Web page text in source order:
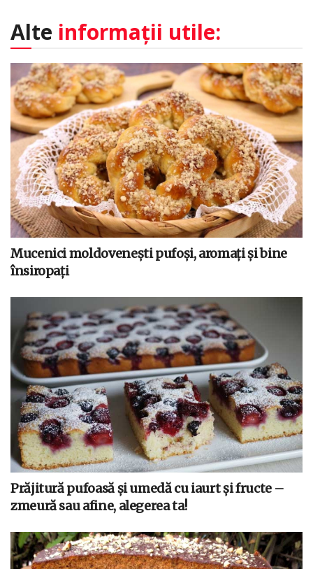
Alte informații utile:
Mucenici moldovenești pufoși, aromați și bine
însiropați
Prăjitură pufoasă și umedă cu iaurt și fructe –
zmeură sau afine, alegerea ta!